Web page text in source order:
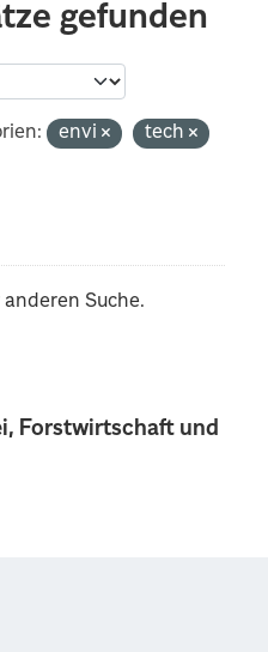
Forstwirtschaft und
gefunden
envi
tech
Suche.